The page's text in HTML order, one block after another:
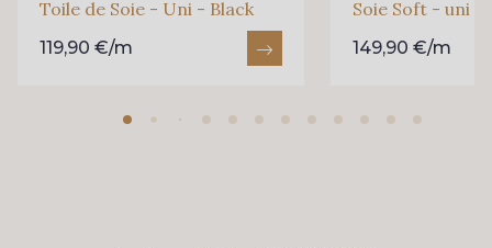
Toile de Soie - Uni - Black
119,90 €/m
Soie Soft - uni -
149,90 €/m